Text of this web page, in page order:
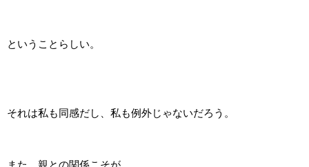
ということらしい。
それは私も同感だし、私も例外じゃないだろう。